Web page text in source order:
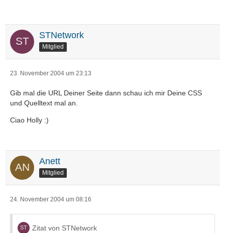
STNetwork
Mitglied
23. November 2004 um 23:13
Gib mal die URL Deiner Seite dann schau ich mir Deine CSS
und Quelltext mal an.
Ciao Holly :)
Anett
Mitglied
24. November 2004 um 08:16
Zitat von STNetwork